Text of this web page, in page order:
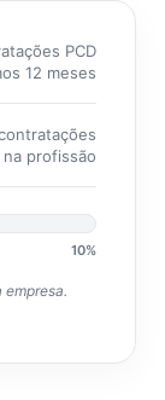
PCD
12 meses
na profissão
10%
empresa.